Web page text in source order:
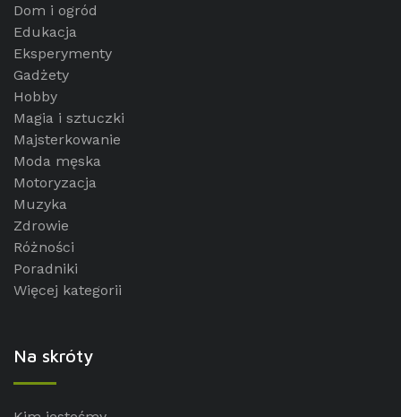
Dom i ogród
Edukacja
Eksperymenty
Gadżety
Hobby
Magia i sztuczki
Majsterkowanie
Moda męska
Motoryzacja
Muzyka
Zdrowie
Różności
Poradniki
Więcej kategorii
Na skróty